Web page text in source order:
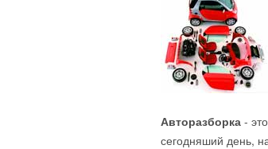
Авторазборка -
сегодняший день,